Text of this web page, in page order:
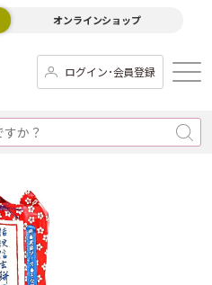
オンラインショップ
ログイン･会員登録